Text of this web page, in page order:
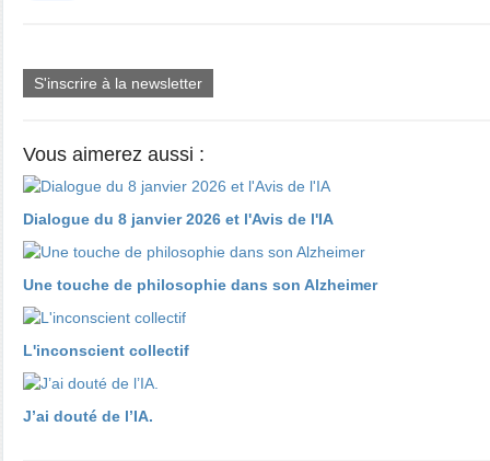
S'inscrire à la newsletter
Vous aimerez aussi :
Dialogue du 8 janvier 2026 et l'Avis de l'IA
​​​​​​​Une touche de philosophie dans son Alzheimer
L'inconscient collectif
J’ai douté de l’IA.